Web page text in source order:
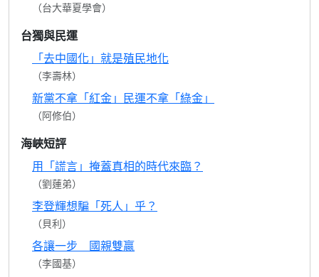
（台大華夏學會）
台獨與民運
「去中國化」就是殖民地化
（李壽林）
新黨不拿「紅金」民運不拿「綠金」
（阿修伯）
海峽短評
用「謊言」掩蓋真相的時代來臨？
（劉蓮弟）
李登輝想騙「死人」乎？
（貝利）
各讓一步 國親雙贏
（李國基）